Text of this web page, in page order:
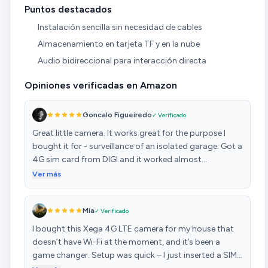
Puntos destacados
Instalación sencilla sin necesidad de cables
Almacenamiento en tarjeta TF y en la nube
Audio bidireccional para interacción directa
Opiniones verificadas en Amazon
Goncalo Figueiredo✓ Verificado
Great little camera. It works great for the purpose I
bought it for - surveillance of an isolated garage. Got a
4G sim card from DIGI and it worked almost
immediately. I get a notification every time anyone
cherry on top... got a contact from Kiki from Xega and
I was offered a 360 days cloud service. Super fast reply
and excellent service. Thank you.
Ver más
Mia✓ Verificado
I bought this Xega 4G LTE camera for my house that
doesn’t have Wi-Fi at the moment, and it’s been a
game changer. Setup was quick – I just inserted a SIM